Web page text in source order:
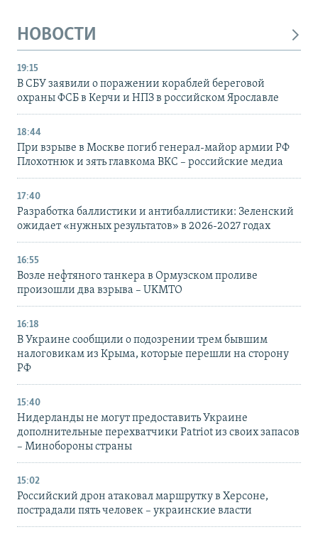
НОВОСТИ
19:15
В СБУ заявили о поражении кораблей береговой
охраны ФСБ в Керчи и НПЗ в российском Ярославле
18:44
При взрыве в Москве погиб генерал-майор армии РФ
Плохотнюк и зять главкома ВКС – российские медиа
17:40
Разработка баллистики и антибаллистики: Зеленский
ожидает «нужных результатов» в 2026-2027 годах
16:55
Возле нефтяного танкера в Ормузском проливе
произошли два взрыва – UKMTO
16:18
В Украине сообщили о подозрении трем бывшим
налоговикам из Крыма, которые перешли на сторону
РФ
15:40
Нидерланды не могут предоставить Украине
дополнительные перехватчики Patriot из своих запасов
– Минобороны страны
15:02
Российский дрон атаковал маршрутку в Херсоне,
пострадали пять человек – украинские власти